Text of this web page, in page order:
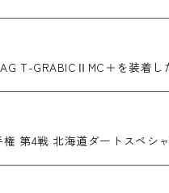
T-GRABICⅡMC＋を装着
第4戦 北海道ダートスペシ